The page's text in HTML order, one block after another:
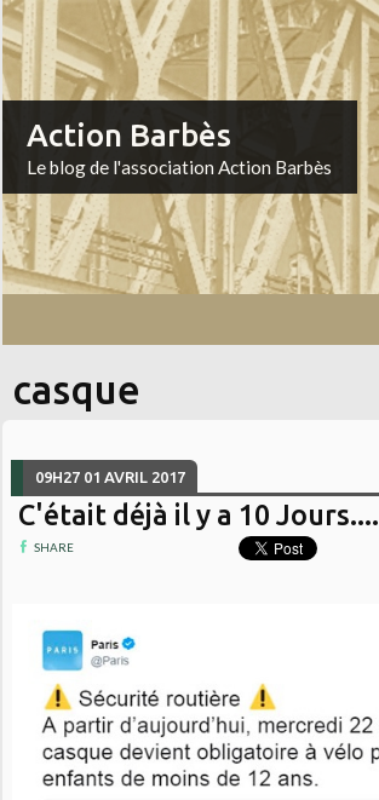
Action Barbès
Le blog de l'association Action Barbès
casque
09H27 01 AVRIL 2017
C'était déjà il y a 10 Jours....
SHARE